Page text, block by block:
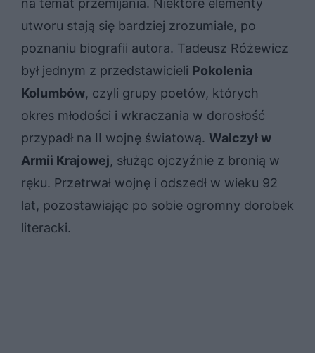
utworu stają się bardziej zrozumiałe, po
poznaniu biografii autora. Tadeusz Różewicz
był jednym z przedstawicieli Pokolenia
Kolumbów, czyli grupy poetów, których
okres młodości i wkraczania w dorosłość
przypadł na II wojnę światową. Walczył w
Armii Krajowej, służąc ojczyźnie z bronią w
ręku. Przetrwał wojnę i odszedł w wieku 92
lat, pozostawiając po sobie ogromny dorobek
literacki.